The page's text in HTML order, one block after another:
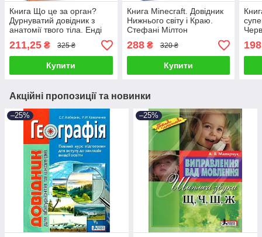
Книга Що це за орган?
Дурнуватий довідник з
анатомії твого тіла. Енді
Ґріффітс
211,25 ₴ 325 ₴
Купити
Книга Minecraft. Довідник
Нижнього світу і Краю.
Стефані Мілтон
288₴ 320 ₴
Купити
Акційні пропозиції та новинки
–25% –25%